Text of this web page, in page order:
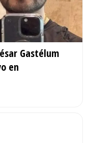
Gastélum
en